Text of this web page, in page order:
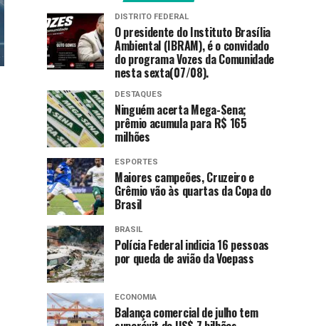
DISTRITO FEDERAL
O presidente do Instituto Brasília
Ambiental (IBRAM), é o convidado
do programa Vozes da Comunidade
nesta sexta(07/08).
DESTAQUES
Ninguém acerta Mega-Sena;
prêmio acumula para R$ 165
milhões
ESPORTES
Maiores campeões, Cruzeiro e
Grêmio vão às quartas da Copa do
Brasil
BRASIL
Polícia Federal indicia 16 pessoas
por queda de avião da Voepass
ECONOMIA
Balança comercial de julho tem